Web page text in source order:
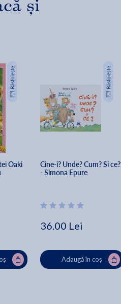
și
Oaki
Cine-i? Unde? Cum? Si ce?
- Simona Epure
36.00 Lei
Adaugă în coș